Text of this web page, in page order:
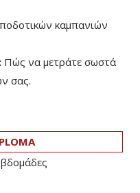
καμπανιών
Πώς να μετράτε σωστά
σας.